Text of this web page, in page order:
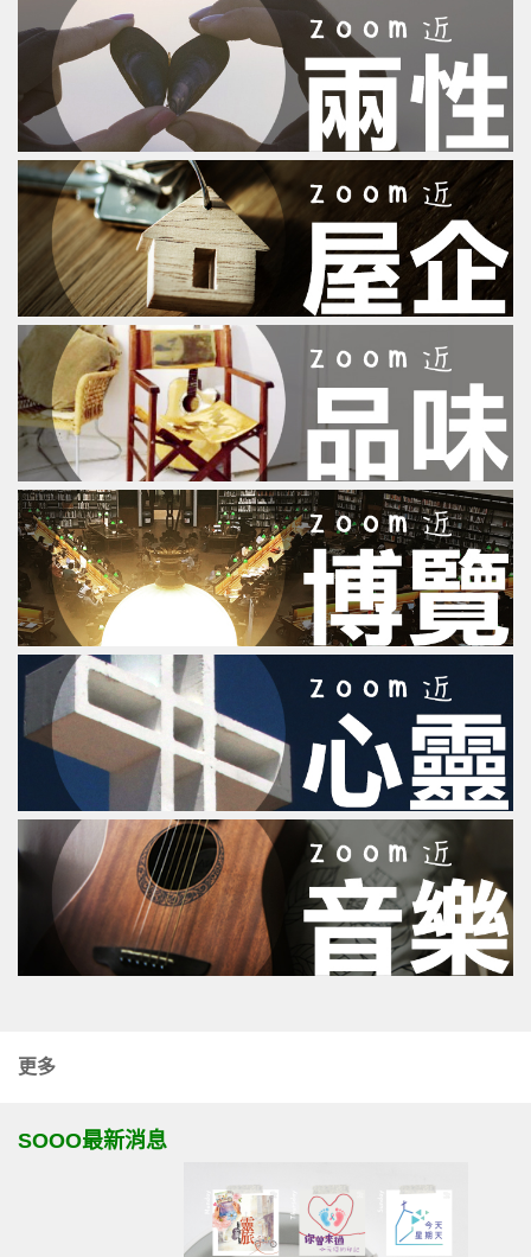
更多
SOOO最新消息